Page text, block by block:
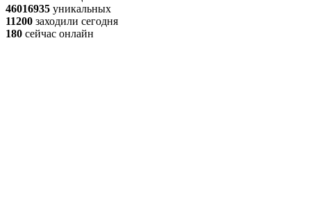
46016935 уникальных
11200 заходили сегодня
180 сейчас онлайн